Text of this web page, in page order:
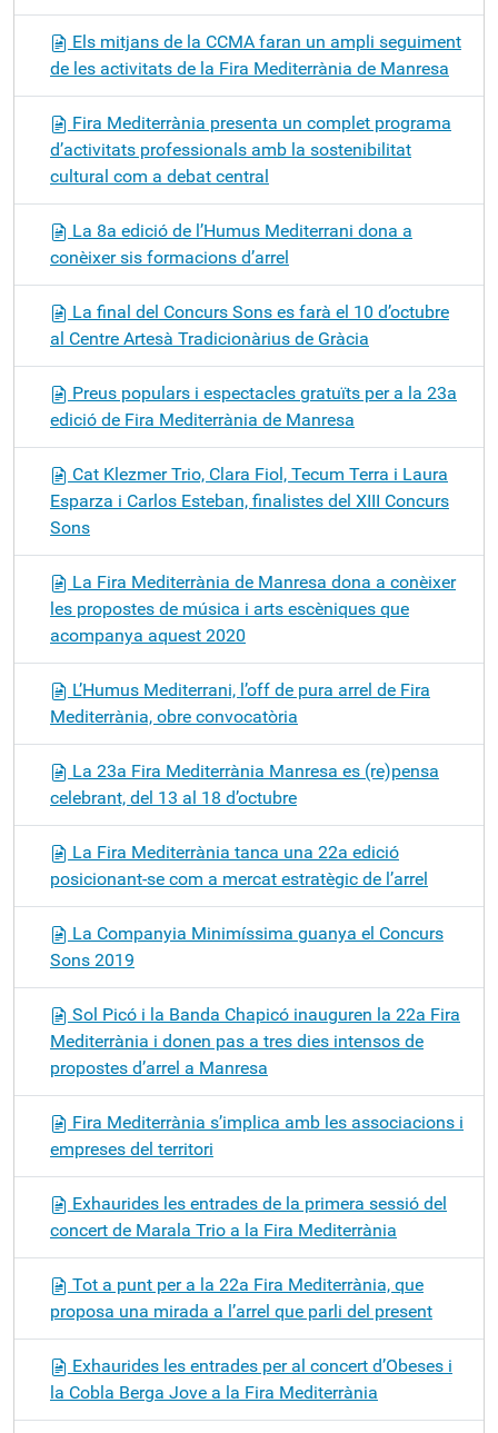
Els mitjans de la CCMA faran un ampli seguiment
de les activitats de la Fira Mediterrània de Manresa
Fira Mediterrània presenta un complet programa
d’activitats professionals amb la sostenibilitat
cultural com a debat central
La 8a edició de l’Humus Mediterrani dona a
conèixer sis formacions d’arrel
La final del Concurs Sons es farà el 10 d’octubre
al Centre Artesà Tradicionàrius de Gràcia
Preus populars i espectacles gratuïts per a la 23a
edició de Fira Mediterrània de Manresa
Cat Klezmer Trio, Clara Fiol, Tecum Terra i Laura
Esparza i Carlos Esteban, finalistes del XIII Concurs
Sons
La Fira Mediterrània de Manresa dona a conèixer
les propostes de música i arts escèniques que
acompanya aquest 2020
L’Humus Mediterrani, l’off de pura arrel de Fira
Mediterrània, obre convocatòria
La 23a Fira Mediterrània Manresa es (re)pensa
celebrant, del 13 al 18 d’octubre
La Fira Mediterrània tanca una 22a edició
posicionant-se com a mercat estratègic de l’arrel
La Companyia Minimíssima guanya el Concurs
Sons 2019
Sol Picó i la Banda Chapicó inauguren la 22a Fira
Mediterrània i donen pas a tres dies intensos de
propostes d’arrel a Manresa
Fira Mediterrània s’implica amb les associacions i
empreses del territori
Exhaurides les entrades de la primera sessió del
concert de Marala Trio a la Fira Mediterrània
Tot a punt per a la 22a Fira Mediterrània, que
proposa una mirada a l’arrel que parli del present
Exhaurides les entrades per al concert d’Obeses i
la Cobla Berga Jove a la Fira Mediterrània